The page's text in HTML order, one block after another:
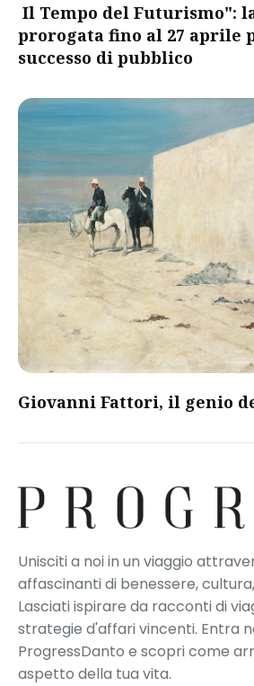
Il Tempo del Futurismo":
prorogata fino al 27 aprile
successo di pubblico
Giovanni Fattori, il genio
Unisciti a noi in un viaggio
affascinanti di benessere,
Lasciati ispirare da racconti di
strategie d'affari vincenti. Entra
ProgressDanto e scopri come
aspetto della tua vita.